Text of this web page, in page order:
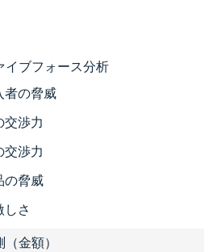
イブフォース分析
者の脅威
交渉力
交渉力
の脅威
しさ
金額）